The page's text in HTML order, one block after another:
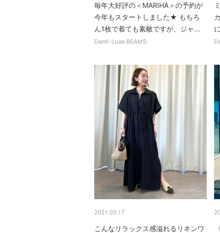
毎年大好評の＜MARIHA＞の予約が
今年もスタートしました★ もちろ
ん1枚で着ても素敵ですが、ジャ...
Demi-Luxe BEAMS
2021.03.17
こんなリラックス感溢れるリネンワ